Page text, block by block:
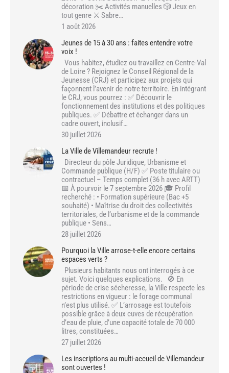
décoration ✂️ Activités manuelles 🎲 Jeux en
tout genre ⚔️ Sabre…
1 août 2026
Jeunes de 15 à 30 ans : faites entendre votre
voix !
Vous habitez, étudiez ou travaillez en Centre-Val
de Loire ? Rejoignez le Conseil Régional de la
Jeunesse (CRJ) et participez aux projets qui
façonnent l’avenir de notre territoire. En intégrant
le CRJ, vous pourrez : ✅ Découvrir le
fonctionnement des institutions et des politiques
publiques. ✅ Débattre et échanger dans un
cadre ouvert, inclusif…
30 juillet 2026
La Ville de Villemandeur recrute !
Directeur du pôle Juridique, Urbanisme et
Commande publique (H/F) ✅ Poste titulaire ou
contractuel – Temps complet (36 h avec ARTT)
📅 À pourvoir le 7 septembre 2026 🎓 Profil
recherché : • Formation supérieure (Bac +5
souhaité) • Maîtrise du droit des collectivités
territoriales, de l’urbanisme et de la commande
publique • Sens…
28 juillet 2026
Pourquoi la Ville arrose-t-elle encore certains
espaces verts ?
Plusieurs habitants nous ont interrogés à ce
sujet. Voici quelques explications. 🚫 En
période de crise sécheresse, la Ville respecte les
restrictions en vigueur : le forage communal
n’est plus utilisé. ✅ L’arrosage est toutefois
possible grâce à deux cuves de récupération
d’eau de pluie, d’une capacité totale de 70 000
litres, constituées…
27 juillet 2026
Les inscriptions au multi-accueil de Villemandeur
sont ouvertes !